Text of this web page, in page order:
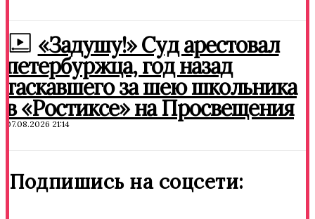
«Задушу!» Суд арестовал
петербуржца, год назад
таскавшего за шею школьника
в «Ростиксе» на Просвещения
07.08.2026 21:14
Подпишись на соцсети: